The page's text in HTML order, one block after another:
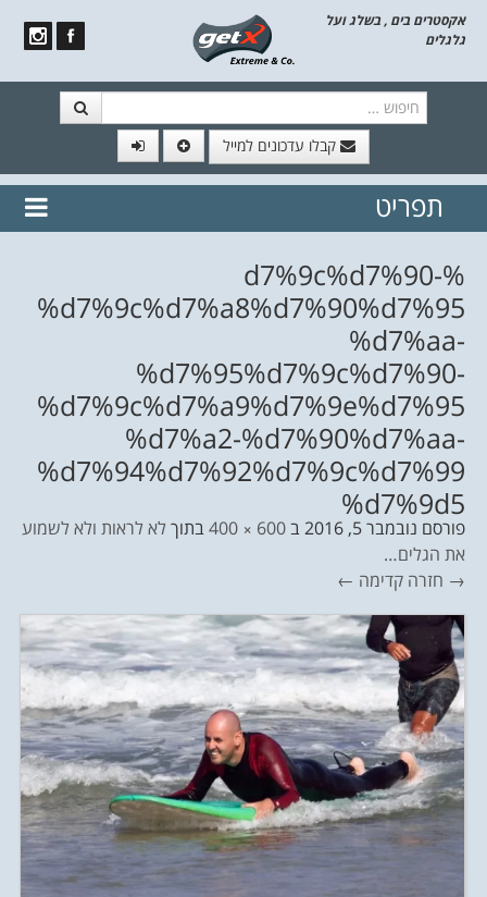
אקסטרים בים , בשלג ועל
גלגלים
קבלו עדכונים למייל
// הצטרף לרשימת תפוצה!
נשמח
תפריט
%d7%9c%d7%90-
%d7%9c%d7%a8%d7%90%d7%95
%d7%aa-
%d7%95%d7%9c%d7%90-
%d7%9c%d7%a9%d7%9e%d7%95
%d7%a2-%d7%90%d7%aa-
%d7%94%d7%92%d7%9c%d7%99
%d7%9d5
פורסם נובמבר 5, 2016 ב600 × 400 בתוך לא לראות ולא לשמוע
את הגלים…
→ חזרה קדימה ←